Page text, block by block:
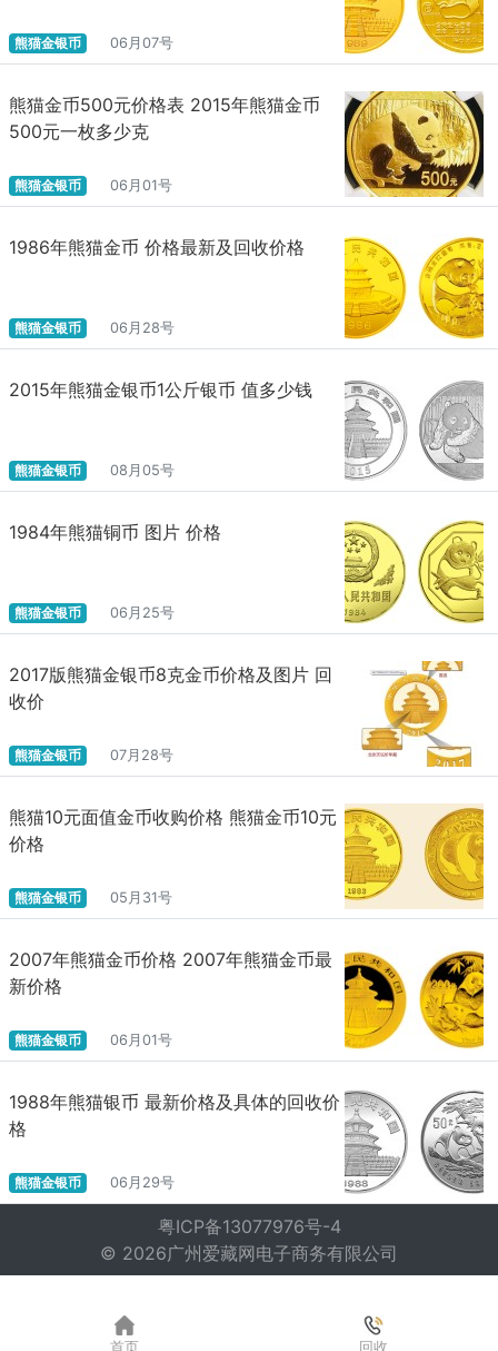
熊猫金银币 06月07号
熊猫金币500元价格表 2015年熊猫金币
500元一枚多少克
熊猫金银币 06月01号
1986年熊猫金币 价格最新及回收价格
熊猫金银币 06月28号
2015年熊猫金银币1公斤银币 值多少钱
熊猫金银币 08月05号
1984年熊猫铜币 图片 价格
熊猫金银币 06月25号
2017版熊猫金银币8克金币价格及图片 回
收价
熊猫金银币 07月28号
熊猫10元面值金币收购价格 熊猫金币10元
价格
熊猫金银币 05月31号
2007年熊猫金币价格 2007年熊猫金币最
新价格
熊猫金银币 06月01号
1988年熊猫银币 最新价格及具体的回收价
格
熊猫金银币 06月29号
粤ICP备13077976号-4
© 2026广州爱藏网电子商务有限公司
首页 回收